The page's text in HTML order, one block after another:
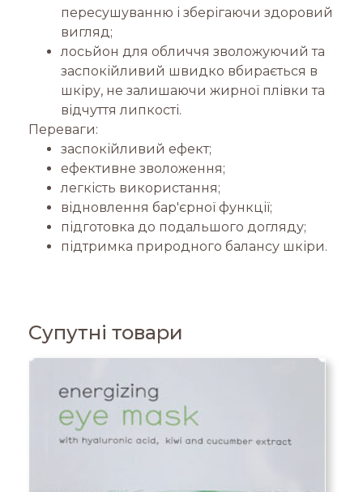
пересушуванню і зберігаючи здоровий
вигляд;
лосьйон для обличчя зволожуючий та
заспокійливий швидко вбирається в
шкіру, не залишаючи жирної плівки та
відчуття липкості.
Переваги:
заспокійливий ефект;
ефективне зволоження;
легкість використання;
відновлення бар'єрної функції;
підготовка до подальшого догляду;
підтримка природного балансу шкіри.
Супутні товари